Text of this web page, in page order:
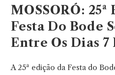
MOSSORÓ:
Festa Do Bode
Entre Os Dias 7
A 25ª edição da Festa do